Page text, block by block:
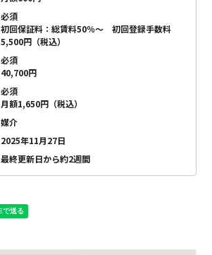
必須
初回保証料：総賃料50％～ 初回登録手数料
5,500円（税込）
必須
40,700円
必須
月額1,650円（税込）
媒介
2025年11月27日
最終更新日から約2週間